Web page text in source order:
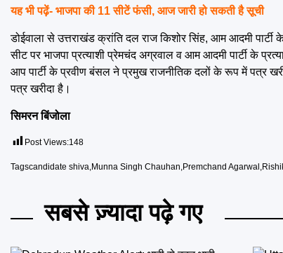
यह भी पढ़ें- भाजपा की 11 सीटें फंसी, आज जारी हो सकती है सूची
डोईवाला से उत्तराखंड क्रांति दल राज किशोर सिंह, आम आदमी
सीट पर भाजपा प्रत्याशी प्रेमचंद अग्रवाल व आम आदमी पार्टी के
आप पार्टी के प्रवीण बंसल ने प्रमुख राजनीतिक दलों के रूप में पत्र
पत्र खरीदा है।
सिमरन बिंजोला
Post Views:148
Tagscandidate shiva Munna Singh Chauhan Premchand Agarwal
सबसे ज़्यादा पढ़े गए